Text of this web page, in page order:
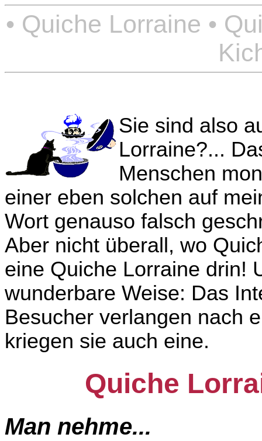
• Quiche Lorraine •
Sie sind also
Lorraine?...
Menschen
einer eben solchen auf
Wort genauso falsch
Aber nicht überall, wo
eine Quiche Lorraine drin!
wunderbare Weise: Das
Besucher verlangen nach
kriegen sie auch eine.
Quiche
Man nehme...